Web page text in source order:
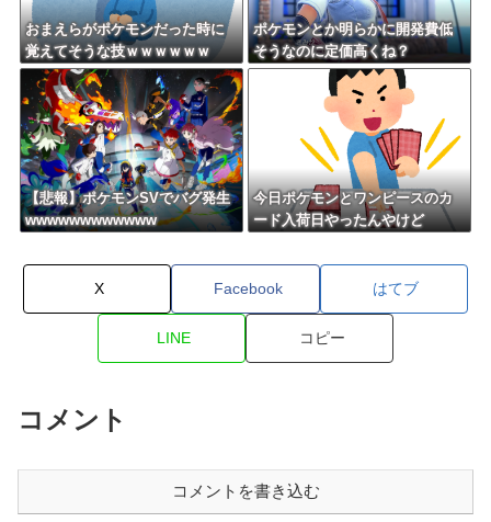
おまえらがポケモンだった時に
覚えてそうな技ｗｗｗｗｗｗ
ポケモンとか明らかに開発費低
そうなのに定価高くね？
【悲報】ポケモンSVでバグ発生
wwwwwwwwwwww
今日ポケモンとワンピースのカ
ード入荷日やったんやけど
X Facebook はてブ
LINE コピー
コメント
コメントを書き込む